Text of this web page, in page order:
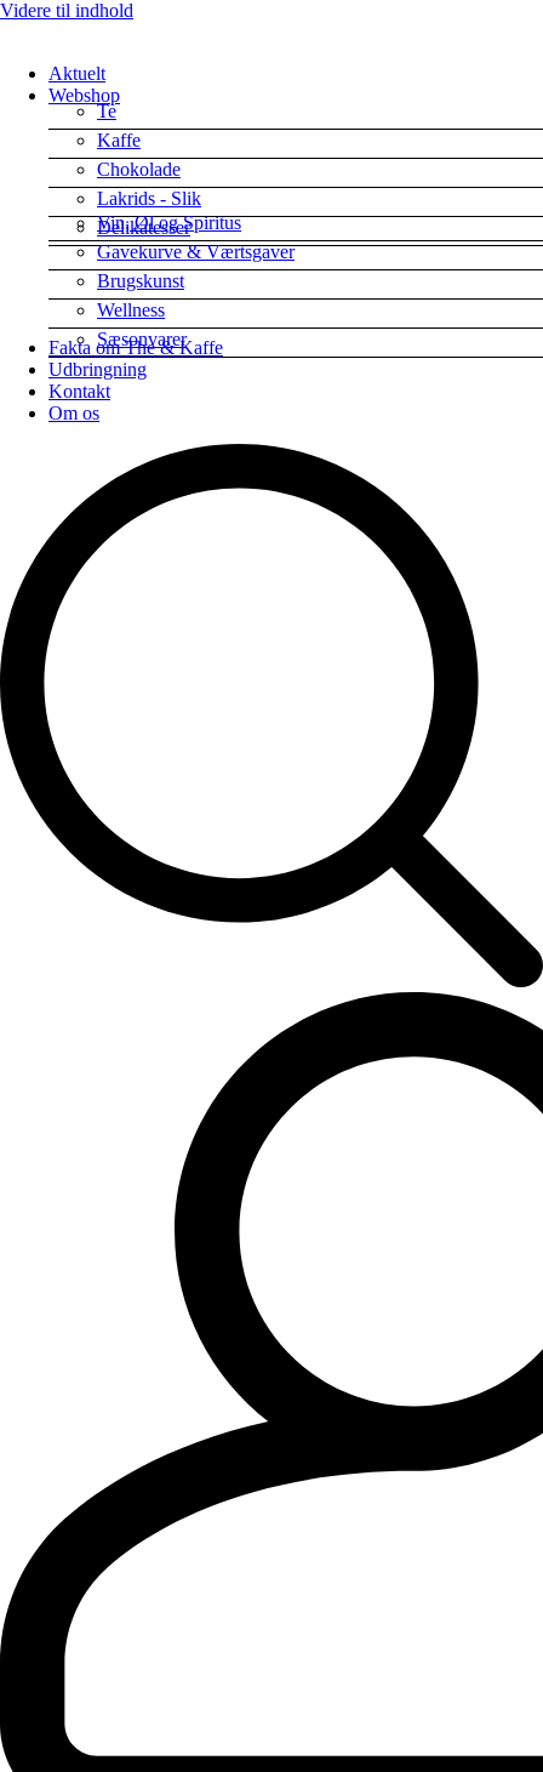
Videre til indhold
Aktuelt
Webshop
Te
Kaffe
Chokolade
Lakrids - Slik
Delikatesser
Vin, Øl og Spiritus
Gavekurve & Værtsgaver
Brugskunst
Wellness
Sæsonvarer
Fakta om The & Kaffe
Udbringning
Kontakt
Om os